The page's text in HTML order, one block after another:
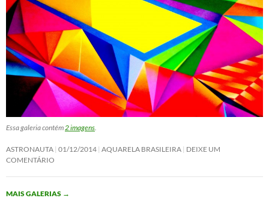
Essa galeria contém2 imagens.
ASTRONAUTA 01/12/2014 AQUARELA BRASILEIRA DEIXE UM
COMENTÁRIO
MAIS GALERIAS →